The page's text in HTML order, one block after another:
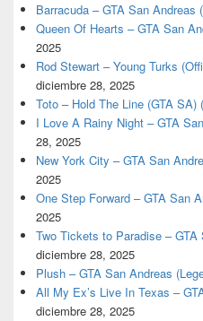
Barracuda – GTA San Andreas
Queen Of Hearts – GTA San
2025
Rod Stewart – Young Turks
diciembre 28, 2025
Toto – Hold The Line (GTA SA)
I Love A Rainy Night – GTA
28, 2025
New York City – GTA San
2025
One Step Forward – GTA San
2025
Two Tickets to Paradise – GTA
diciembre 28, 2025
Plush – GTA San Andreas
All My Ex’s Live In Texas –
diciembre 28, 2025